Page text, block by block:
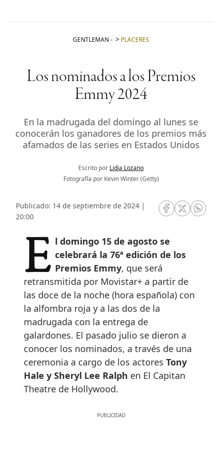
GENTLEMAN - PLACERES
Los nominados a los Premios
Emmy 2024
En la madrugada del domingo al lunes se
conocerán los ganadores de los premios más
afamados de las series en Estados Unidos
Escrito por Lidia Lozano
Fotografía por Kevin Winter (Getty)
Publicado: 14 de septiembre de 2024 |
20:00
RRSS Facebook
RRSSRRSS
El domingo 15 de agosto se celebrará la 76ª edición de los
Premios Emmy, que será
retransmitida por Movistar+ a partir de
las doce de la noche (hora española) con
la alfombra roja y a las dos de la
madrugada con la entrega de
galardones. El pasado julio se dieron a
conocer los nominados, a través de una
ceremonia a cargo de los actores Tony
Hale y Sheryl Lee Ralph en El Capitan
Theatre de Hollywood.